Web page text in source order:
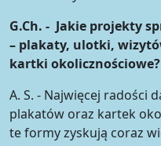
G.Ch. - Jakie projekty
– plakaty, ulotki,
kartki okolicznościowe?
A. S. - Najwięcej radości
plakatów oraz kartek
te formy zyskują coraz